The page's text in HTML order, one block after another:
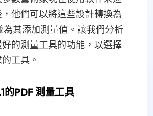
他們可以將這些設計轉換為
為其添加測量值。讓我們分析
的測量工具的功能，以選擇
工具。
的PDF 測量工具